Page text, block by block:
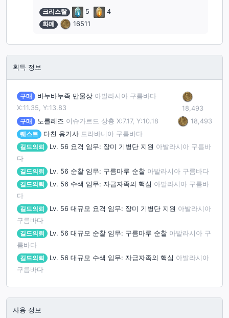
크리스탈 5
4
화폐
16511
획득 정보
구매 바누바누족 만물상 아발라시아 구름바다
X:11.35, Y:13.83
18,493
구매
노를레즈 이슈가르드 상층 X:7.17, Y:10.18
18,493
퀘스트
다친 용기사 드라바니아 구름바다
길드의뢰
Lv. 56 요격 임무: 장미 기병단 지원 아발라시아 구름바
다
길드의뢰
Lv. 56 순찰 임무: 구름마루 순찰 아발라시아 구름바다
길드의뢰
Lv. 56 수색 임무: 자급자족의 핵심 아발라시아 구름바
다
길드의뢰
Lv. 56 대규모 요격 임무: 장미 기병단 지원 아발라시아
구름바다
길드의뢰
Lv. 56 대규모 순찰 임무: 구름마루 순찰 아발라시아 구
름바다
길드의뢰
Lv. 56 대규모 수색 임무: 자급자족의 핵심 아발라시아
구름바다
사용 정보